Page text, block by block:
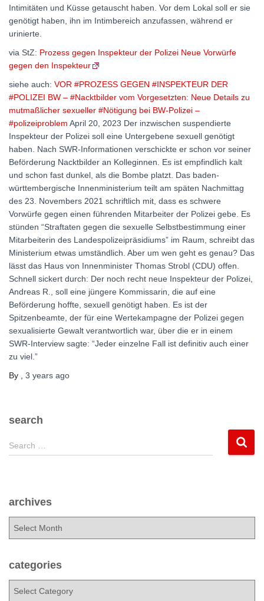
Intimitäten und Küsse getauscht haben. Vor dem Lokal soll er sie
genötigt haben, ihn im Intimbereich anzufassen, während er
urinierte.
via StZ: Prozess gegen Inspekteur der Polizei Neue Vorwürfe
gegen den Inspekteur
siehe auch: VOR #PROZESS GEGEN #INSPEKTEUR DER
#POLIZEI BW – #Nacktbilder vom Vorgesetzten: Neue Details zu
mutmaßlicher sexueller #Nötigung bei BW-Polizei –
#polizeiproblem April 20, 2023 Der inzwischen suspendierte
Inspekteur der Polizei soll eine Untergebene sexuell genötigt
haben. Nach SWR-Informationen verschickte er schon vor seiner
Beförderung Nacktbilder an Kolleginnen. Es ist empfindlich kalt
und schon fast dunkel, als die Bombe platzt. Das baden-
württembergische Innenministerium teilt am späten Nachmittag
des 23. Novembers 2021 schriftlich mit, dass es schwere
Vorwürfe gegen einen führenden Mitarbeiter der Polizei gebe. Es
stünden “Straftaten gegen die sexuelle Selbstbestimmung einer
Mitarbeiterin des Landespolizeipräsidiums” im Raum, schreibt das
Ministerium etwas umständlich. Aber um wen geht es genau? Das
lässt das Haus von Innenminister Thomas Strobl (CDU) offen.
Schnell sickert durch: Der noch recht neue Inspekteur der Polizei,
Andreas R., soll eine jüngere Kommissarin, die auf eine
Beförderung hoffte, sexuell genötigt haben. Es ist der
Spitzenbeamte, der für eine Wertekampagne der Polizei gegen
sexualisierte Gewalt verantwortlich war, über die er in einem
SWR-Interview sagte: “Jeder einzelne Fall ist definitiv auch einer
zu viel.”
By
3 years ago
search
S
e
h
f
Search …
archives
h
categories